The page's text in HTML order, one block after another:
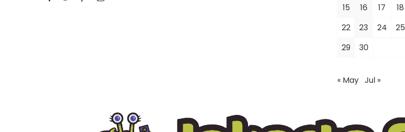
15
16 17 18
22
23 24 25
29
30
« May Jul »